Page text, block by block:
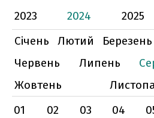
2023
2024 2025
Січень
Лютий Березень
Червень
Липень
Жовтень
01
02 03 04